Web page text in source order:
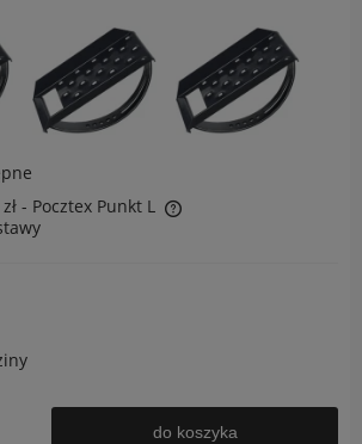
- Pocztex Punkt L
kosztów płatności
do koszyka